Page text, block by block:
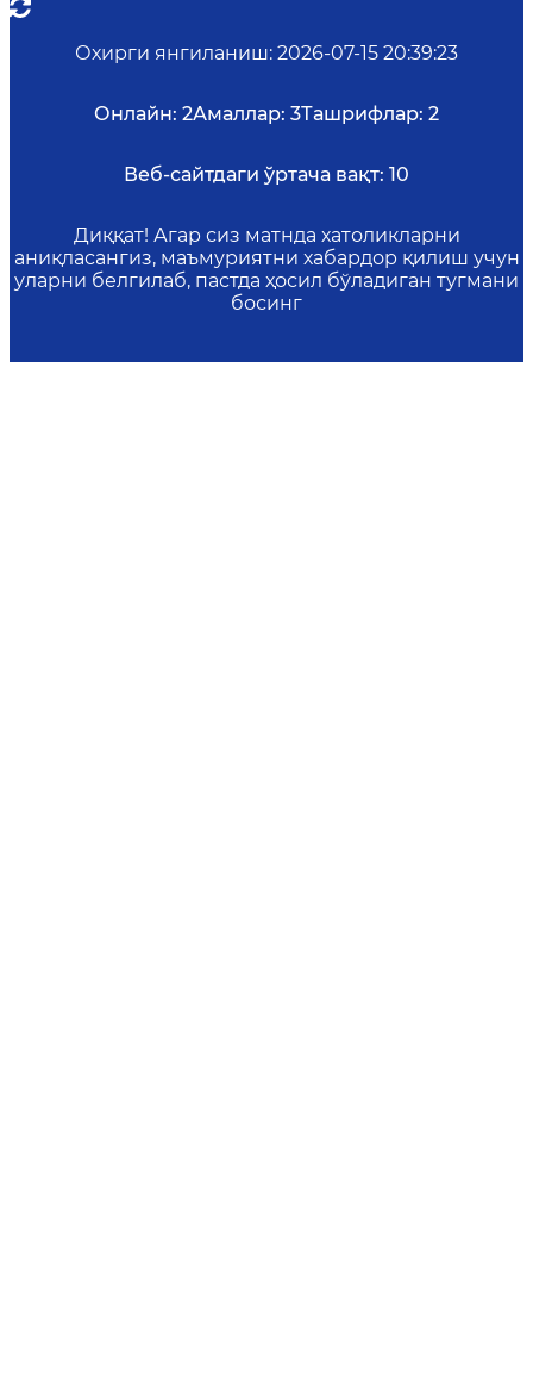
Охирги янгиланиш: 2026-07-15 20:39:23
Онлайн: 2Амаллар: 3Ташрифлар: 2
Веб-сайтдаги ўртача вақт: 10
Диққат! Агар сиз матнда хатоликларни
аниқласангиз, маъмуриятни хабардор қилиш учун
уларни белгилаб, пастда ҳосил бўладиган тугмани
босинг